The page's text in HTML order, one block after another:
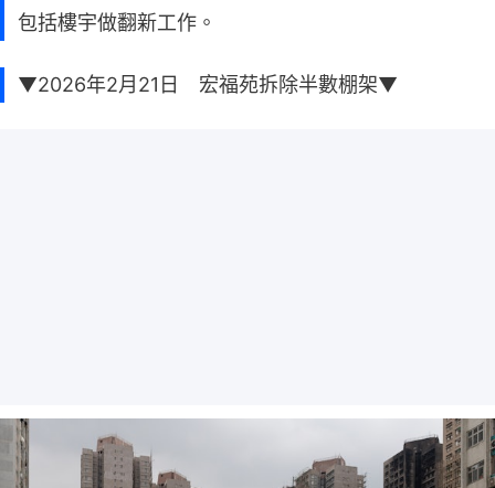
包括樓宇做翻新工作。
▼2026年2月21日 宏福苑拆除半數棚架▼